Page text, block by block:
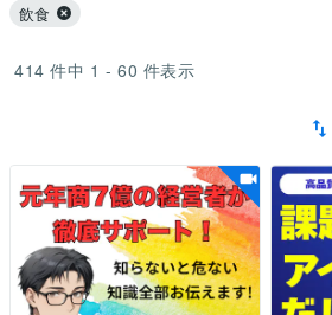
飲食
414 件中 1 - 60 件表示